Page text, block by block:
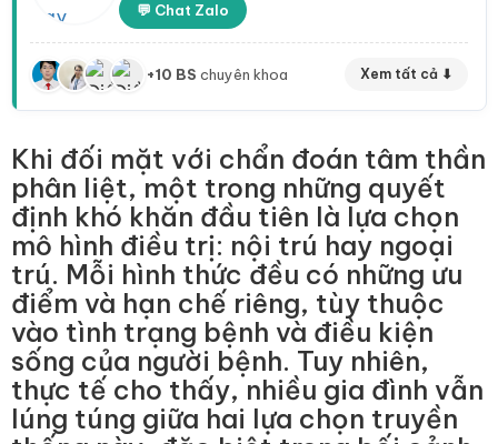
💬 Chat Zalo
+10 BS chuyên khoa Xem tất cả ⬇
Khi đối mặt với chẩn đoán tâm thần
phân liệt, một trong những quyết
định khó khăn đầu tiên là lựa chọn
mô hình điều trị: nội trú hay ngoại
trú. Mỗi hình thức đều có những ưu
điểm và hạn chế riêng, tùy thuộc
vào tình trạng bệnh và điều kiện
sống của người bệnh. Tuy nhiên,
thực tế cho thấy, nhiều gia đình vẫn
lúng túng giữa hai lựa chọn truyền